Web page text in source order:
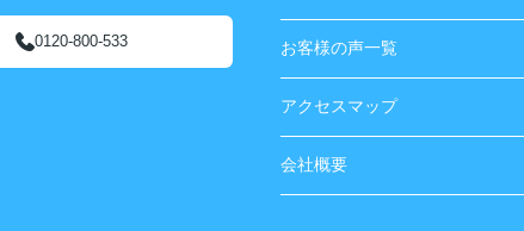
0120-800-533 お客様の声一覧
アクセスマップ
会社概要